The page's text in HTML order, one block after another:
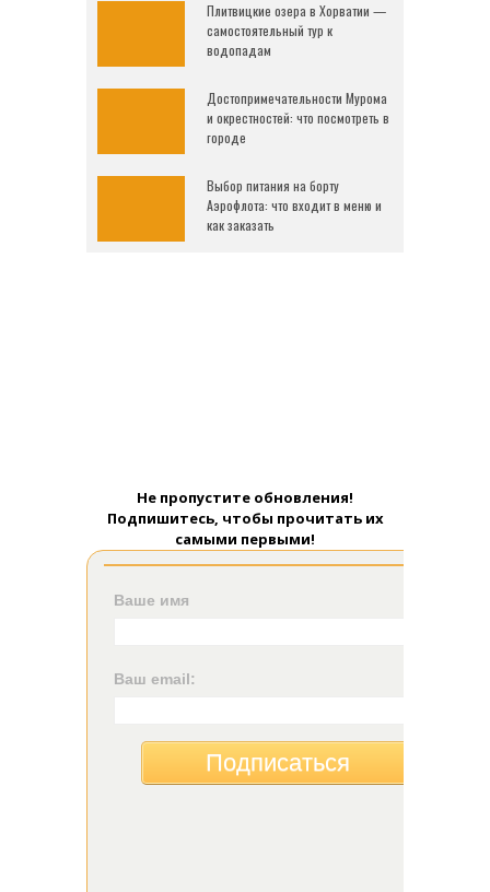
Плитвицкие озера в Хорватии —
самостоятельный тур к
водопадам
Достопримечательности Мурома
и окрестностей: что посмотреть в
городе
Выбор питания на борту
Аэрофлота: что входит в меню и
как заказать
Не пропустите обновления!
Подпишитесь, чтобы прочитать их
самыми первыми!
Ваше имя
Ваш email:
Подписаться